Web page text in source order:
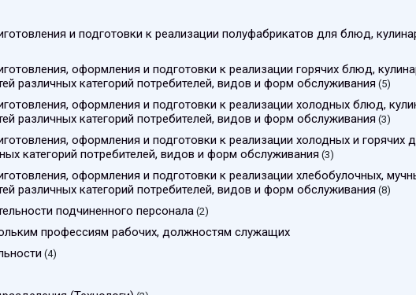
и подготовки к реализации полуфабрикатов для блюд,
оформления и подготовки к реализации горячих блюд,
различных категорий потребителей, видов и форм обслуживания (5)
оформления и подготовки к реализации холодных блюд,
различных категорий потребителей, видов и форм обслуживания (3)
оформления и подготовки к реализации холодных и горячих
категорий потребителей, видов и форм обслуживания (3)
оформления и подготовки к реализации хлебобулочных,
различных категорий потребителей, видов и форм обслуживания (8)
подчиненного персонала(2)
профессиям рабочих, должностям служащих
(4)